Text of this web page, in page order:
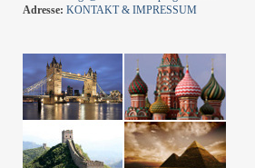
Adresse: KONTAKT & IMPRESSUM